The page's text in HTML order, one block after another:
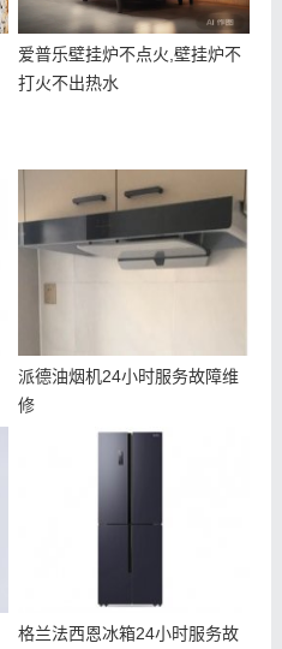
爱普乐壁挂炉不点火,壁挂炉不
打火不出热水
派德油烟机24小时服务故障维
修
格兰法西恩冰箱24小时服务故